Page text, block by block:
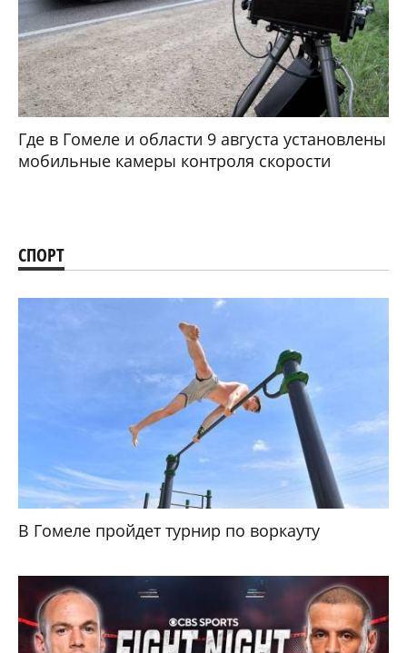
Где в Гомеле и области 9 августа установлены
мобильные камеры контроля скорости
СПОРТ
В Гомеле пройдет турнир по воркауту